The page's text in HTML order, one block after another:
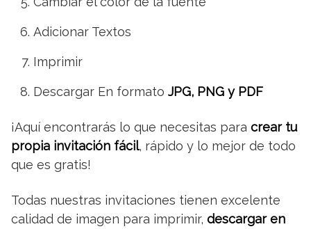
Adicionar Textos
Imprimir
Descargar En formato JPG, PNG y PDF
¡Aquí encontrarás lo que necesitas para crear tu
propia invitación fácil, rápido y lo mejor de todo
que es gratis!
Todas nuestras invitaciones tienen excelente
calidad de imagen para imprimir, descargar en